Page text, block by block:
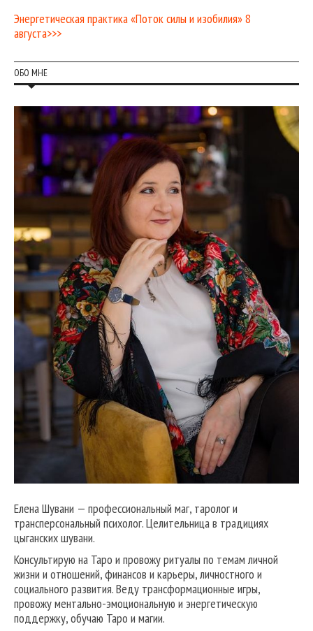
Энергетическая практика «Поток силы и изобилия» 8
августа>>>
ОБО МНЕ
Елена Шувани — профессиональный маг, таролог и
трансперсональный психолог. Целительница в традициях
цыганских шувани.
Консультирую на Таро и провожу ритуалы по темам личной
жизни и отношений, финансов и карьеры, личностного и
социального развития. Веду трансформационные игры,
провожу ментально-эмоциональную и энергетическую
поддержку, обучаю Таро и магии.